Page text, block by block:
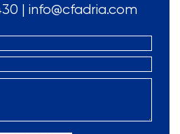
| info@cfadria.com